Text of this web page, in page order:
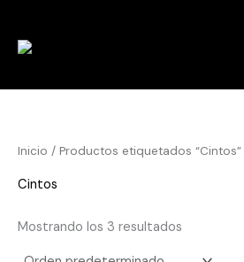
contenido
Inicio / Productos etiquetados “Cintos”
Cintos
Mostrando los 3 resultados